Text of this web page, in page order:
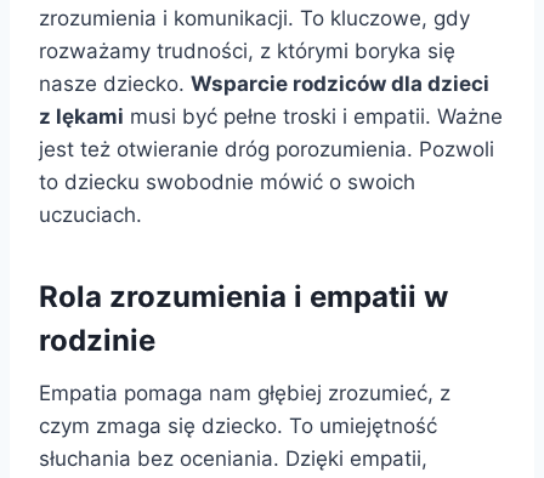
zrozumienia i komunikacji. To kluczowe, gdy
rozważamy trudności, z którymi boryka się
nasze dziecko. Wsparcie rodziców dla dzieci
z lękami musi być pełne troski i empatii. Ważne
jest też otwieranie dróg porozumienia. Pozwoli
to dziecku swobodnie mówić o swoich
uczuciach.
Rola zrozumienia i empatii w
rodzinie
Empatia pomaga nam głębiej zrozumieć, z
czym zmaga się dziecko. To umiejętność
słuchania bez oceniania. Dzięki empatii,